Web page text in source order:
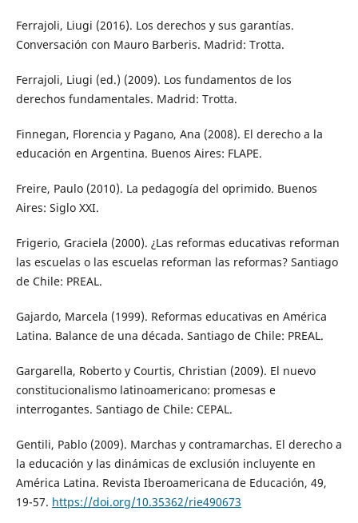
Ferrajoli, Liugi (2016). Los derechos y sus garantías.
Conversación con Mauro Barberis. Madrid: Trotta.
Ferrajoli, Liugi (ed.) (2009). Los fundamentos de los
derechos fundamentales. Madrid: Trotta.
Finnegan, Florencia y Pagano, Ana (2008). El derecho a la
educación en Argentina. Buenos Aires: FLAPE.
Freire, Paulo (2010). La pedagogía del oprimido. Buenos
Aires: Siglo XXI.
Frigerio, Graciela (2000). ¿Las reformas educativas reforman
las escuelas o las escuelas reforman las reformas? Santiago
de Chile: PREAL.
Gajardo, Marcela (1999). Reformas educativas en América
Latina. Balance de una década. Santiago de Chile: PREAL.
Gargarella, Roberto y Courtis, Christian (2009). El nuevo
constitucionalismo latinoamericano: promesas e
interrogantes. Santiago de Chile: CEPAL.
Gentili, Pablo (2009). Marchas y contramarchas. El derecho a
la educación y las dinámicas de exclusión incluyente en
América Latina. Revista Iberoamericana de Educación, 49,
19-57. https://doi.org/10.35362/rie490673